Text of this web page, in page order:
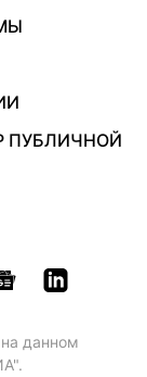
ПУБЛИЧНОЙ
данном